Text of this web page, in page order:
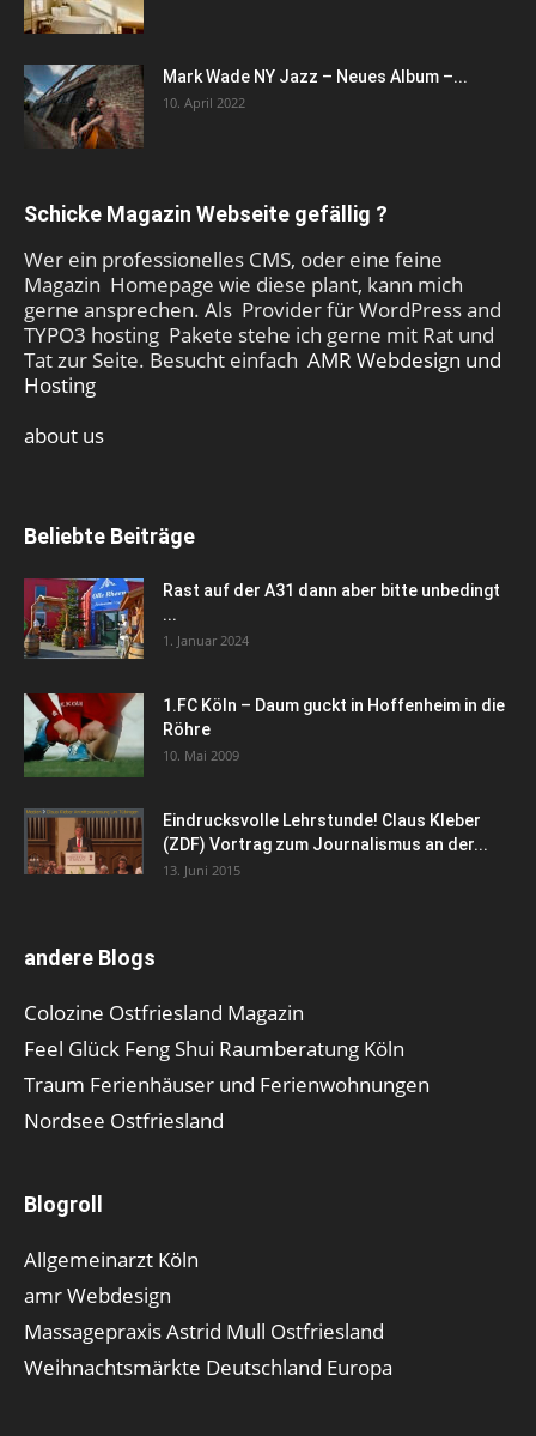
Mark Wade NY Jazz – Neues Album –...
10. April 2022
Schicke Magazin Webseite gefällig ?
Wer ein professionelles CMS, oder eine feine
Magazin Homepage wie diese plant, kann mich
gerne ansprechen. Als Provider für WordPress and
TYPO3 hosting Pakete stehe ich gerne mit Rat und
Tat zur Seite. Besucht einfach AMR Webdesign und
Hosting
about us
Beliebte Beiträge
Rast auf der A31 dann aber bitte unbedingt
...
1. Januar 2024
1.FC Köln – Daum guckt in Hoffenheim in die
Röhre
10. Mai 2009
Eindrucksvolle Lehrstunde! Claus Kleber
(ZDF) Vortrag zum Journalismus an der...
13. Juni 2015
andere Blogs
Colozine Ostfriesland Magazin
Feel Glück Feng Shui Raumberatung Köln
Traum Ferienhäuser und Ferienwohnungen
Nordsee Ostfriesland
Blogroll
Allgemeinarzt Köln
amr Webdesign
Massagepraxis Astrid Mull Ostfriesland
Weihnachtsmärkte Deutschland Europa